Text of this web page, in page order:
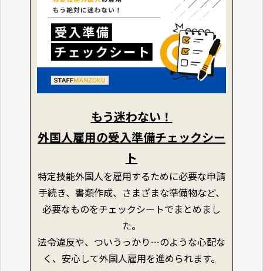
もう迷わない！
外国人雇用の受入準備チェックシー
ト
特定技能外国人を雇用するために必要な申請
手続き、書類作成、さまざまな準備物など、
必要なものをチェックシートでまとめまし
た。
法令違反や、ついうっかり…のような心配な
く、安心して外国人雇用を進められます。